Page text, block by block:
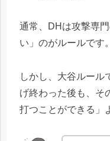
通常、DHは攻撃専
い」のがルールです。
しかし、大谷ルール
げ終わった後も、そ
打つことができる」